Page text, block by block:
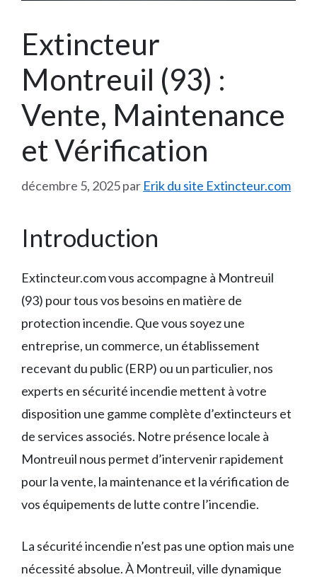
Extincteur
Montreuil (93) :
Vente, Maintenance
et Vérification
décembre 5, 2025par Erik du site Extincteur.com
Introduction
Extincteur.com vous accompagne à Montreuil
(93) pour tous vos besoins en matière de
protection incendie. Que vous soyez une
entreprise, un commerce, un établissement
recevant du public (ERP) ou un particulier, nos
experts en sécurité incendie mettent à votre
disposition une gamme complète d’extincteurs et
de services associés. Notre présence locale à
Montreuil nous permet d’intervenir rapidement
pour la vente, la maintenance et la vérification de
vos équipements de lutte contre l’incendie.
La sécurité incendie n’est pas une option mais une
nécessité absolue. À Montreuil, ville dynamique